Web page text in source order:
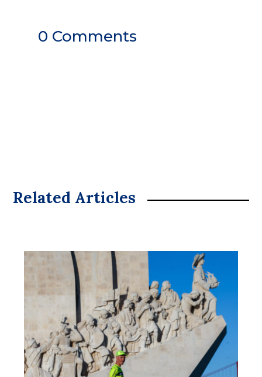
0 Comments
Related Articles